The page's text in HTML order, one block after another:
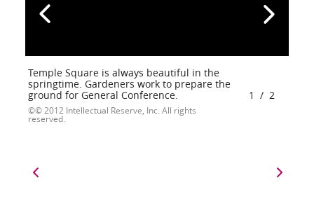
Temple Square is always beautiful in the
springtime. Gardeners work to prepare the
ground for General Conference.
© 2012 Intellectual Reserve, Inc. All rights
reserved.
1 / 2